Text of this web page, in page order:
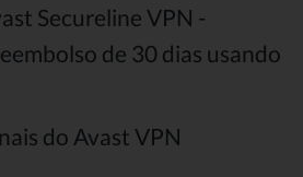
Secureline VPN -
de 30 dias usando
do Avast VPN